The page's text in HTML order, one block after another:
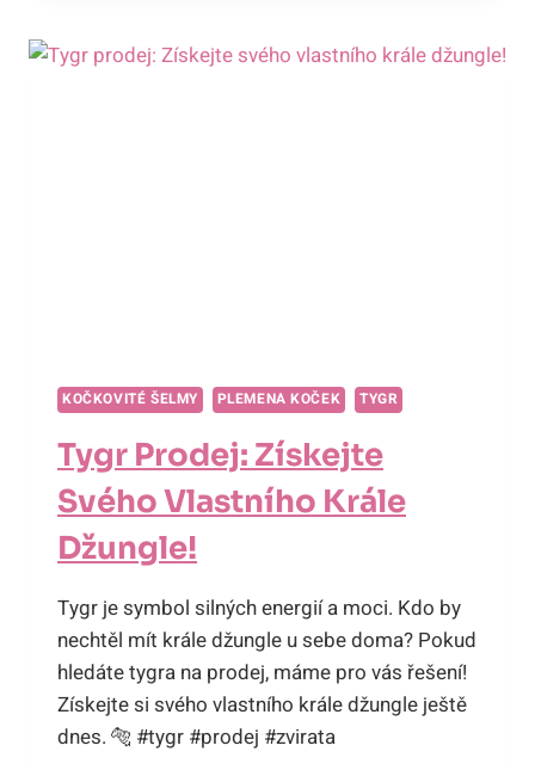
VÝPRAV
V
KOČKOVITÉ ŠELMY PLEMENA KOČEK TYGR
Tygr Prodej: Získejte
Svého Vlastního Krále
Džungle!
Tygr je symbol silných energií a moci. Kdo by
nechtěl mít krále džungle u sebe doma? Pokud
hledáte tygra na prodej, máme pro vás řešení!
Získejte si svého vlastního krále džungle ještě
dnes. 🐅 #tygr #prodej #zvirata